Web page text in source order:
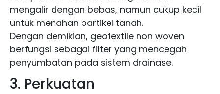
mengalir dengan bebas, namun cukup kecil
untuk menahan partikel tanah.
Dengan demikian, geotextile non woven
berfungsi sebagai filter yang mencegah
penyumbatan pada sistem drainase.
3. Perkuatan